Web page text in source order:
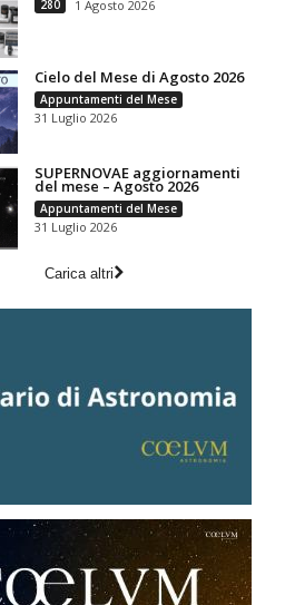
280 1 Agosto 2026
Cielo del Mese di Agosto 2026
Appuntamenti del Mese
31 Luglio 2026
SUPERNOVAE aggiornamenti
del mese – Agosto 2026
Appuntamenti del Mese
31 Luglio 2026
Carica altri